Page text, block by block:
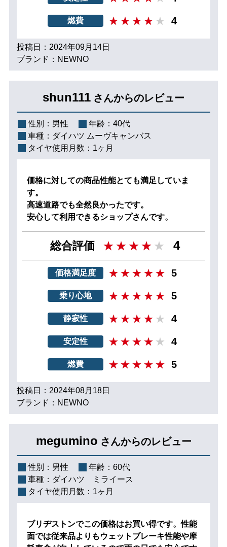
燃費 4
投稿日：2024年09月14日
ブランド：NEWNO
shun111 さんからのレビュー
性別： 男性 年齢： 40代
車種： ダイハツ ムーヴキャンバス
タイヤ使用月数： 1ヶ月
価格に対しての商品性能とても満足していま
す。
高速道路でも全然良かったです。
安心して利用できるショップさんです。
総合評価 4
価格満足度 5
乗り心地 5
静寂性 4
安定性 4
燃費 5
投稿日：2024年08月18日
ブランド：NEWNO
megumino さんからのレビュー
性別： 男性 年齢： 60代
車種： ダイハツ ミライース
タイヤ使用月数： 1ヶ月
ブリヂストンでこの価格はお買い得です。性能
面では従来品よりもウェットブレーキ性能や摩